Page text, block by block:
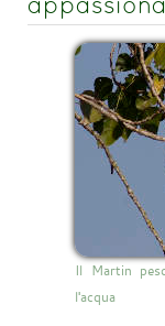
Il Martin
l'acqua